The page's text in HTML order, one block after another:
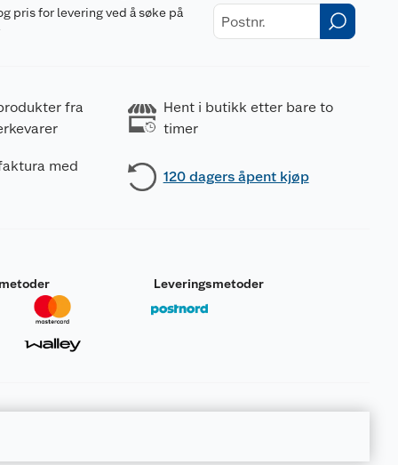
pris for levering ved å søke på
fra
Hent i butikk etter bare to
timer
med
120 dagers åpent kjøp
Leveringsmetoder